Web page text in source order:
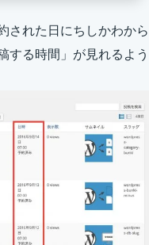
された日にちしかわから
する時間」が見れるよう